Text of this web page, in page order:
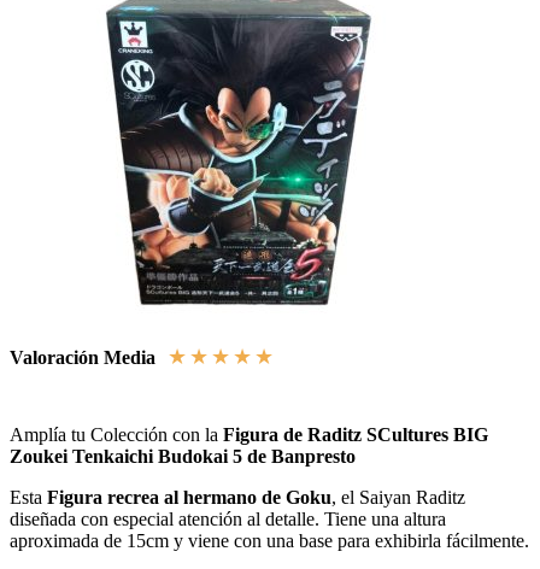
Valoración Media ★ ★ ★ ★ ★
Amplía tu Colección con la Figura de Raditz SCultures BIG
Zoukei Tenkaichi Budokai 5 de Banpresto
Esta Figura recrea al hermano de Goku, el Saiyan Raditz
diseñada con especial atención al detalle. Tiene una altura
aproximada de 15cm y viene con una base para exhibirla fácilmente.